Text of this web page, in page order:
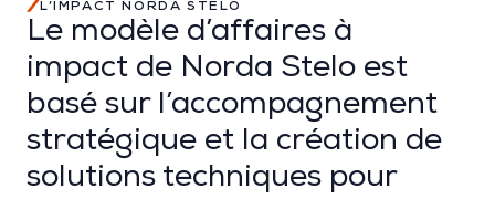
L’IMPACT NORDA STELO
Le modèle d’affaires à
impact de Norda Stelo est
basé sur l’accompagnement
stratégique et la création de
solutions techniques pour